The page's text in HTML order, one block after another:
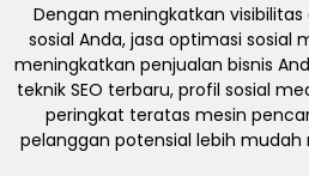
Dengan meningkatkan
sosial Anda, jasa optimasi
meningkatkan penjualan bisnis
teknik SEO terbaru, profil sosial
peringkat teratas mesin
pelanggan potensial lebih mudah